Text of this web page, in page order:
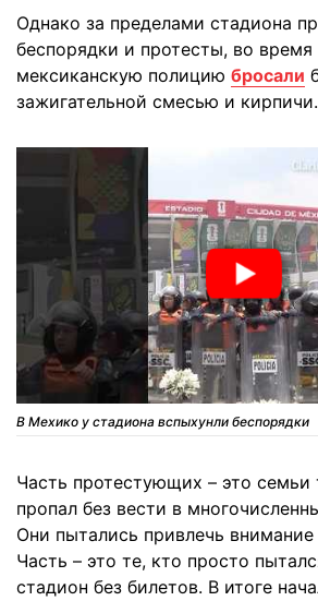
Однако за пределами стадиона
беспорядки и протесты, во
мексиканскую полицию бросали
зажигательной смесью и кирпичи.
В Мехико у стадиона вспыхунли беспорядки
Часть протестующих – это семьи
пропал без вести в
Они пытались привлечь
Часть – это те, кто просто
стадион без билетов. В итоге